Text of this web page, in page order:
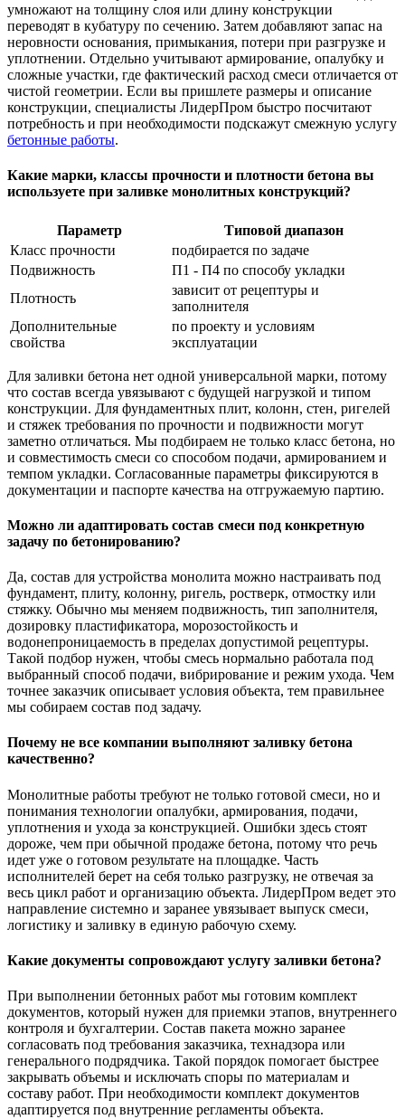
умножают на толщину слоя или длину конструкции
переводят в кубатуру по сечению. Затем добавляют запас на
неровности основания, примыкания, потери при разгрузке и
уплотнении. Отдельно учитывают армирование, опалубку и
сложные участки, где фактический расход смеси отличается от
чистой геометрии. Если вы пришлете размеры и описание
конструкции, специалисты ЛидерПром быстро посчитают
потребность и при необходимости подскажут смежную услугу
бетонные работы.
Какие марки, классы прочности и плотности бетона вы
используете при заливке монолитных конструкций?
Параметр
Типовой диапазон
Класс прочности
подбирается по задаче
Подвижность
П1 - П4 по способу укладки
Плотность
зависит от рецептуры и
заполнителя
Дополнительные
свойства
по проекту и условиям
эксплуатации
Для заливки бетона нет одной универсальной марки, потому
что состав всегда увязывают с будущей нагрузкой и типом
конструкции. Для фундаментных плит, колонн, стен, ригелей
и стяжек требования по прочности и подвижности могут
заметно отличаться. Мы подбираем не только класс бетона, но
и совместимость смеси со способом подачи, армированием и
темпом укладки. Согласованные параметры фиксируются в
документации и паспорте качества на отгружаемую партию.
Можно ли адаптировать состав смеси под конкретную
задачу по бетонированию?
Да, состав для устройства монолита можно настраивать под
фундамент, плиту, колонну, ригель, ростверк, отмостку или
стяжку. Обычно мы меняем подвижность, тип заполнителя,
дозировку пластификатора, морозостойкость и
водонепроницаемость в пределах допустимой рецептуры.
Такой подбор нужен, чтобы смесь нормально работала под
выбранный способ подачи, вибрирование и режим ухода. Чем
точнее заказчик описывает условия объекта, тем правильнее
мы собираем состав под задачу.
Почему не все компании выполняют заливку бетона
качественно?
Монолитные работы требуют не только готовой смеси, но и
понимания технологии опалубки, армирования, подачи,
уплотнения и ухода за конструкцией. Ошибки здесь стоят
дороже, чем при обычной продаже бетона, потому что речь
идет уже о готовом результате на площадке. Часть
исполнителей берет на себя только разгрузку, не отвечая за
весь цикл работ и организацию объекта. ЛидерПром ведет это
направление системно и заранее увязывает выпуск смеси,
логистику и заливку в единую рабочую схему.
Какие документы сопровождают услугу заливки бетона?
При выполнении бетонных работ мы готовим комплект
документов, который нужен для приемки этапов, внутреннего
контроля и бухгалтерии. Состав пакета можно заранее
согласовать под требования заказчика, технадзора или
генерального подрядчика. Такой порядок помогает быстрее
закрывать объемы и исключать споры по материалам и
составу работ. При необходимости комплект документов
адаптируется под внутренние регламенты объекта.